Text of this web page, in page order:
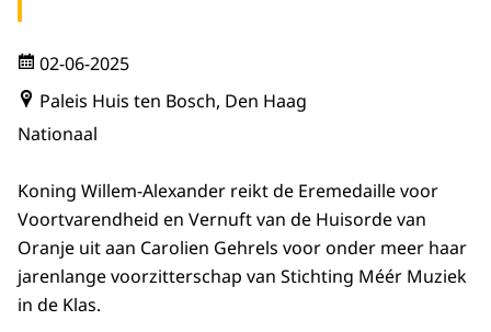
02-06-2025
Paleis Huis ten Bosch, Den Haag
Nationaal
Koning Willem-Alexander reikt de Eremedaille voor
Voortvarendheid en Vernuft van de Huisorde van
Oranje uit aan Carolien Gehrels voor onder meer haar
jarenlange voorzitterschap van Stichting Méér Muziek
in de Klas.